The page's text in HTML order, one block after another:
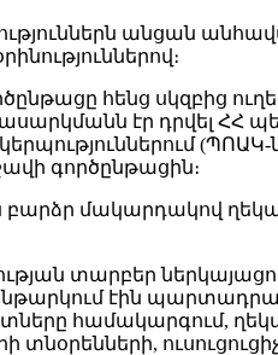
անցան
հենց սկզբից
էր դրվել
գործընթացին։
բարձր
տարբեր
էին
համակարգում,